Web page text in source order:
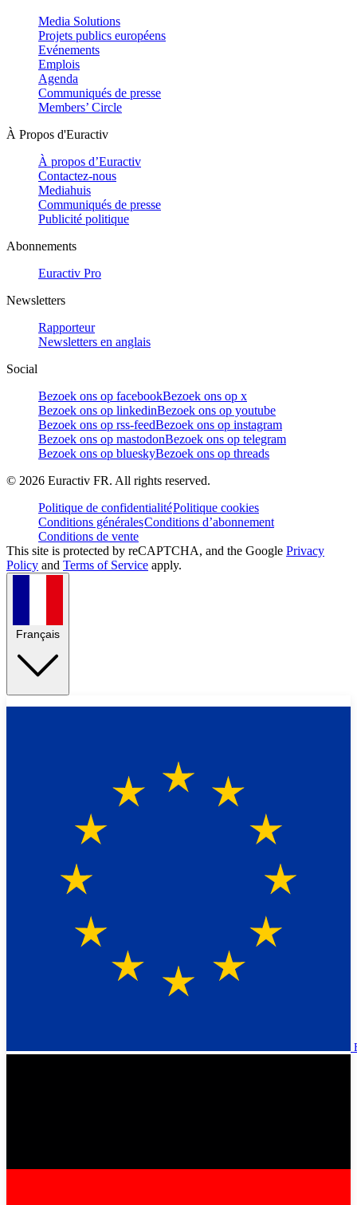
Media Solutions
Projets publics européens
Evénements
Emplois
Agenda
Communiqués de presse
Members’ Circle
À Propos d'Euractiv
À propos d’Euractiv
Contactez-nous
Mediahuis
Communiqués de presse
Publicité politique
Abonnements
Euractiv Pro
Newsletters
Rapporteur
Newsletters en anglais
Social
Bezoek ons op facebookBezoek ons op x
Bezoek ons op linkedinBezoek ons op youtube
Bezoek ons op rss-feedBezoek ons op instagram
Bezoek ons op mastodonBezoek ons op telegram
Bezoek ons op blueskyBezoek ons op threads
© 2026 Euractiv FR. All rights reserved.
Politique de confidentialitéPolitique cookies
Conditions généralesConditions d’abonnement
Conditions de vente
This site is protected by reCAPTCHA, and the Google Privacy
Policy and Terms of Service apply.
Français